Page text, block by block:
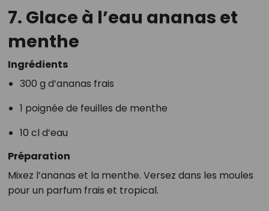
7. Glace à l’eau ananas et
menthe
Ingrédients
300 g d’ananas frais
1 poignée de feuilles de menthe
10 cl d’eau
Préparation
Mixez l’ananas et la menthe. Versez dans les moules
pour un parfum frais et tropical.